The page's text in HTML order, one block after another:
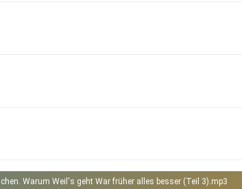
Warum Weil's geht War früher alles besser (Teil 3).mp3